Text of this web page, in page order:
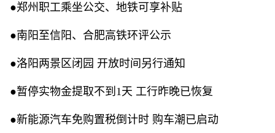
●郑州职工乘坐公交、地铁可享补贴
●南阳至信阳、合肥高铁环评公示
●洛阳两景区闭园 开放时间另行通知
●暂停实物金提取不到1天 工行昨晚已恢复
●新能源汽车免购置税倒计时 购车潮已启动